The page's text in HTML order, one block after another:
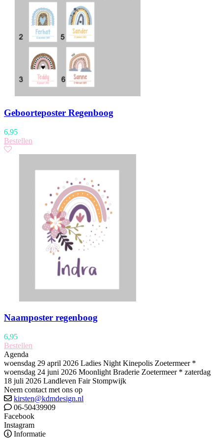
Geboorteposter Regenboog
6,95
Bestellen
Naamposter regenboog
6,95
Bestellen
Agenda
woensdag 29 april 2026 Ladies Night Kinepolis Zoetermeer *
woensdag 24 juni 2026 Moonlight Braderie Zoetermeer * zaterdag
18 juli 2026 Landleven Fair Stompwijk
Neem contact met ons op
kirsten@kdmdesign.nl
06-50439909
Facebook
Instagram
Informatie